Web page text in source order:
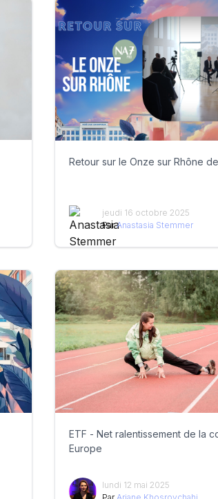
Retour sur le Onze sur Rhône
jeudi 16 octobre 2025
Par Anastasia Stemmer
ETF - Net ralentissement de la
Europe
lundi 12 mai 2025